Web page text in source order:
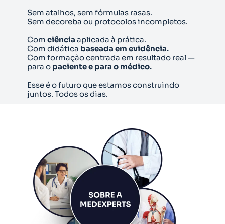
Sem atalhos, sem fórmulas rasas.
Sem decoreba ou protocolos incompletos.
Com ciência aplicada à prática.
Com didática baseada em evidência.
Com formação centrada em resultado real —
para o paciente e para o médico.
Esse é o futuro que estamos construindo
juntos. Todos os dias.